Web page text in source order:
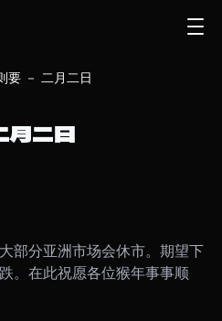
要 － 二月二日
月二日
部分亚洲市场会休市。期望下
。 在此祝愿各位猴年事事顺